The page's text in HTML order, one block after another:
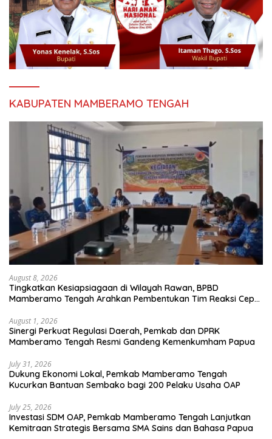
KABUPATEN MAMBERAMO TENGAH
August 8, 2026
Tingkatkan Kesiapsiagaan di Wilayah Rawan, BPBD
Mamberamo Tengah Arahkan Pembentukan Tim Reaksi Cepat
August 1, 2026
Sinergi Perkuat Regulasi Daerah, Pemkab dan DPRK
Mamberamo Tengah Resmi Gandeng Kemenkumham Papua
July 31, 2026
Dukung Ekonomi Lokal, Pemkab Mamberamo Tengah
Kucurkan Bantuan Sembako bagi 200 Pelaku Usaha OAP
July 25, 2026
Investasi SDM OAP, Pemkab Mamberamo Tengah Lanjutkan
Kemitraan Strategis Bersama SMA Sains dan Bahasa Papua